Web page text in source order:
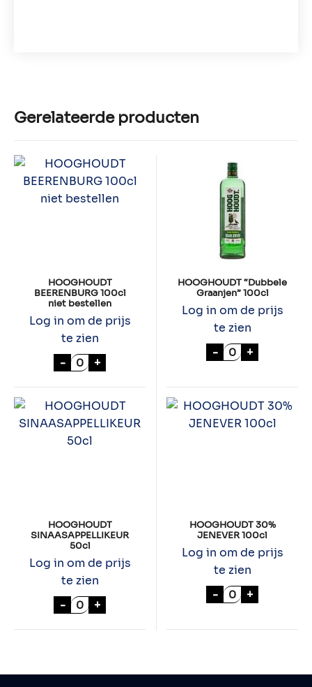
Gerelateerde producten
HOOGHOUDT
BEERENBURG 100cl
niet bestellen
Log in om de prijs
te zien
- HOOGHOUDT BEERENBURG 100cl niet
+
HOOGHOUDT “Dubbele
Graanjen” 100cl
Log in om de prijs
te zien
- HOOGHOUDT
+
HOOGHOUDT
SINAASAPPELLIKEUR
50cl
Log in om de prijs
te zien
- HOOGHOUDT SINAASAPPELLIKEUR 50cl
+
HOOGHOUDT 30%
JENEVER 100cl
Log in om de prijs
te zien
- HOOGHOUDT
+